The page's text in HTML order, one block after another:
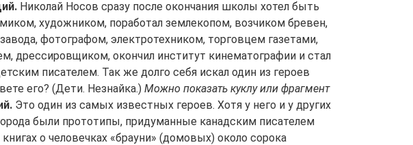
Николай Носов сразу после окончания школы хотел быть
художником, поработал землекопом, возчиком бревен,
фотографом, электротехником, торговцем газетами,
дрессировщиком, окончил институт кинематографии и стал
писателем. Так же долго себя искал один из героев
его? (Дети. Незнайка.) Можно показать куклу или фрагмент
Это один из самых известных героев. Хотя у него и у других
были прототипы, придуманные канадским писателем
о человечках «брауни» (домовых) около сорока